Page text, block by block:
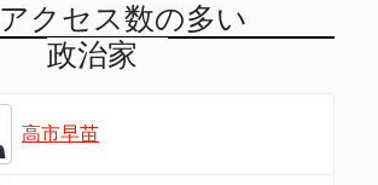
アクセス数の多い
政治家
高市早苗